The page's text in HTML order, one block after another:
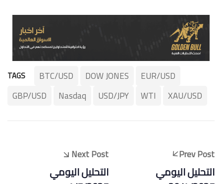
TAGS BTC/USD DOW JONES
EUR/USD
GBP/USD
Nasdaq USD/JPY WTI XAU/USD
Prev Post
التحليل اليومي
Next Post
التحليل اليومي